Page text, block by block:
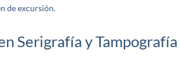
Serigrafía y Tampografía